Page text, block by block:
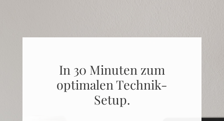
In 30 Minuten zum
optimalen Technik-
Setup.